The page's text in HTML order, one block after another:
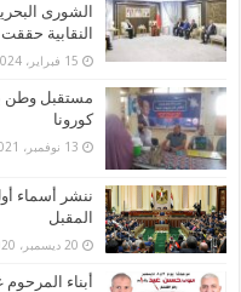
الشورى
النقابية
15 فبراير، 2024
مستقبل وطن
كورونا
13 نوفمبر، 2021
المقبل
20 ديسمبر، 2020
أبناء